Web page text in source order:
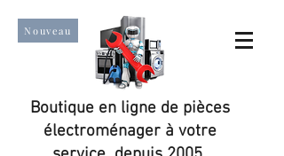
Nouveau
Boutique en ligne de pièces
électroménager à votre